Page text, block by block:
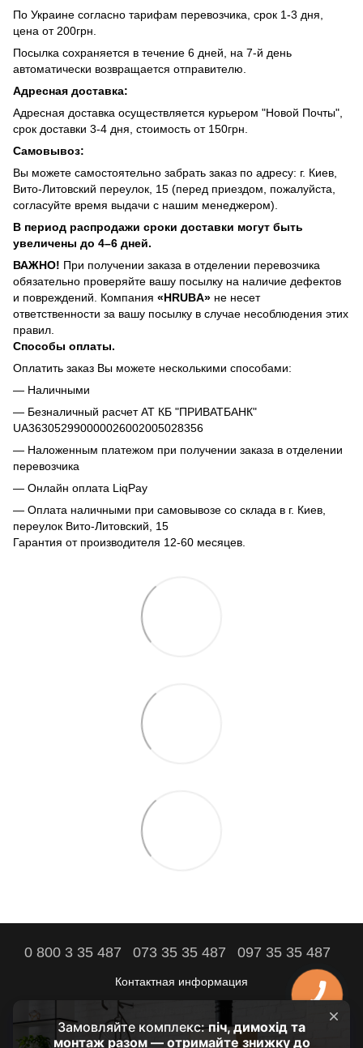
По Украине согласно тарифам перевозчика, срок 1-3 дня,
цена от 200грн.
Посылка сохраняется в течение 6 дней, на 7-й день
автоматически возвращается отправителю.
Адресная доставка:
Адресная доставка осуществляется курьером "Новой Почты",
срок доставки 3-4 дня, стоимость от 150грн.
Самовывоз:
Вы можете самостоятельно забрать заказ по адресу: г. Киев,
Вито-Литовский переулок, 15 (перед приездом, пожалуйста,
согласуйте время выдачи с нашим менеджером).
В период распродажи сроки доставки могут быть
увеличены до 4–6 дней.
ВАЖНО! При получении заказа в отделении перевозчика
обязательно проверяйте вашу посылку на наличие дефектов
и повреждений. Компания «HRUBA» не несет
ответственности за вашу посылку в случае несоблюдения этих
правил.
Способы оплаты.
Оплатить заказ Вы можете несколькими способами:
— Наличными
— Безналичный расчет АТ КБ "ПРИВАТБАНК"
UA363052990000026002005028356
— Наложенным платежом при получении заказа в отделении
перевозчика
— Онлайн оплата LiqPay
— Оплата наличными при самовывозе со склада в г. Киев,
переулок Вито-Литовский, 15
Гарантия от производителя 12-60 месяцев.
0 800 3 35 487 073 35 35 487 097 35 35 487
Контактная информация
Полная версия сайта
Комфорт вашего дома – наша цель!